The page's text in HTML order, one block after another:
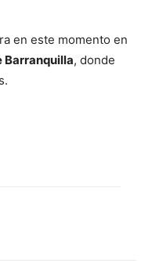
en este momento en
Barranquilla, donde